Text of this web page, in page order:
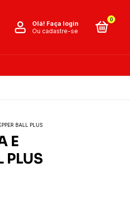
Olá! Faça login
Ou cadastre-se
0
BALL PLUS
E
PLUS